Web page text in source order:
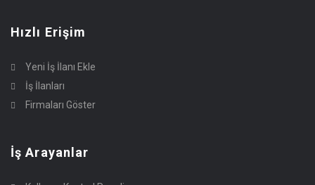
Hızlı Erişim
Yeni İş İlanı Ekle
İş İlanları
Firmaları Göster
İş Arayanlar